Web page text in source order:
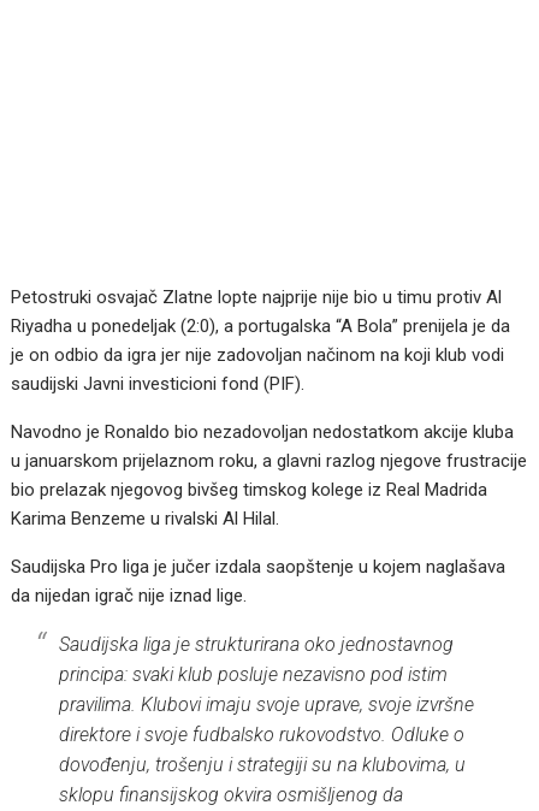
Petostruki osvajač Zlatne lopte najprije nije bio u timu protiv Al
Riyadha u ponedeljak (2:0), a portugalska “A Bola” prenijela je da
je on odbio da igra jer nije zadovoljan načinom na koji klub vodi
saudijski Javni investicioni fond (PIF).
Navodno je Ronaldo bio nezadovoljan nedostatkom akcije kluba
u januarskom prijelaznom roku, a glavni razlog njegove frustracije
bio prelazak njegovog bivšeg timskog kolege iz Real Madrida
Karima Benzeme u rivalski Al Hilal.
Saudijska Pro liga je jučer izdala saopštenje u kojem naglašava
da nijedan igrač nije iznad lige.
Saudijska liga je strukturirana oko jednostavnog
principa: svaki klub posluje nezavisno pod istim
pravilima. Klubovi imaju svoje uprave, svoje izvršne
direktore i svoje fudbalsko rukovodstvo. Odluke o
dovođenju, trošenju i strategiji su na klubovima, u
sklopu finansijskog okvira osmišljenog da